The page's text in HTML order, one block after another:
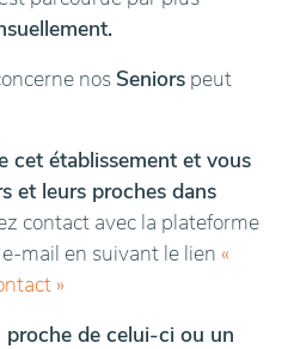
nos Seniors peut
cet établissement et vous
et leurs proches dans
contact avec la plateforme
mail en suivant le lien «
»
de celui-ci ou un